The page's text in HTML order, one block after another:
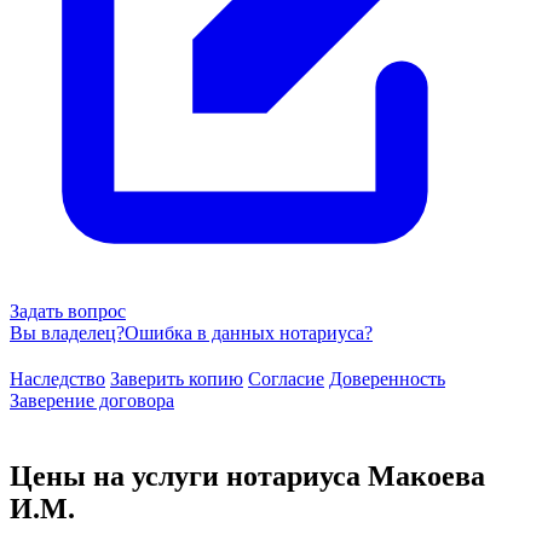
Задать вопрос
Вы владелец?Ошибка в данных нотариуса?
Наследство Заверить копию Согласие Доверенность
Заверение договора
Цены на услуги нотариуса Макоева
И.М.